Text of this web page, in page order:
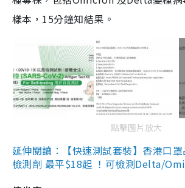
樣本，15分鐘知結果。
點擊圖片放大
延伸閱讀：【快速測試套裝】香港口
檢測劑 最平$18起 ！可檢測Delta/